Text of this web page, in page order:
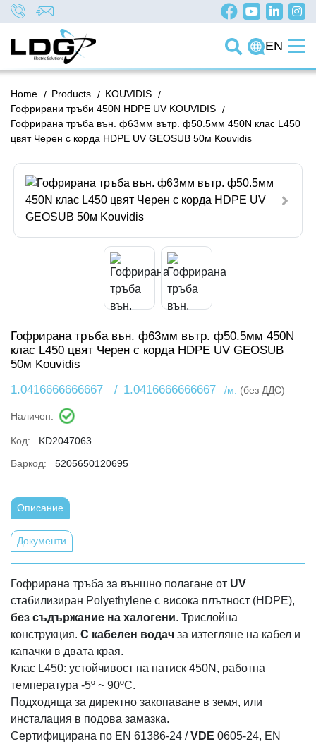
EN
/
Home /
Products /
KOUVIDIS
/
Гофрирани тръби 450N HDPE UV KOUVIDIS
Гофрирана тръба вън. ф63мм вътр. ф50.5мм 450N клас L450
цвят Черен с корда HDPE UV GEOSUB 50м Kouvidis
Гофрирана тръба вън. ф63мм вътр. ф50.5мм 450N
клас L450 цвят Черен с корда HDPE UV GEOSUB
50м Kouvidis
1.0416666666667
/
1.0416666666667 /м. (без ДДС)
Наличен:
Код:
KD2047063
Баркод:
5205650120695
Описание
Документи
Гофрирана тръба за външно полагане от UV
стабилизиран Polyethylene с висока плътност (HDPE),
без съдържание на халогени. Трислойна
конструкция. С кабелен водач за изтегляне на кабел и
капачки в двата края.
Клас L450: устойчивост на натиск 450N, работна
температура -5º ~ 90ºC.
Подходяща за директно закопаване в земя, или
инсталация в подова замазка.
Сертифицирана по EN 61386-24 /VDE 0605-24, EN